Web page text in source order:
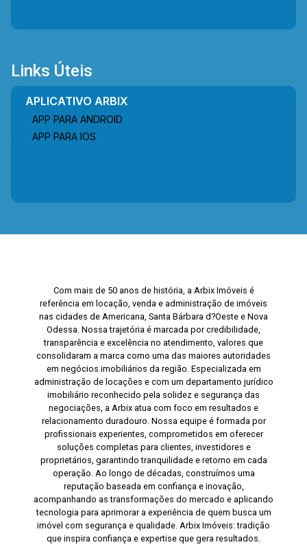
Links Úteis
APLICATIVO ARBIX
APP PARA ANDROID
APP PARA IOS
Com mais de 50 anos de história, a Arbix Imóveis é
referência em locação, venda e administração de imóveis
nas cidades de Americana, Santa Bárbara d?Oeste e Nova
Odessa. Nossa trajetória é marcada por credibilidade,
transparência e excelência no atendimento, valores que
consolidaram a marca como uma das maiores autoridades
em negócios imobiliários da região. Especializada em
administração de locações e com um departamento jurídico
imobiliário reconhecido pela solidez e segurança das
negociações, a Arbix atua com foco em resultados e
relacionamento duradouro. Nossa equipe é formada por
profissionais experientes, comprometidos em oferecer
soluções completas para clientes, investidores e
proprietários, garantindo tranquilidade e retorno em cada
operação. Ao longo de décadas, construímos uma
reputação baseada em confiança e inovação,
acompanhando as transformações do mercado e aplicando
tecnologia para aprimorar a experiência de quem busca um
imóvel com segurança e qualidade. Arbix Imóveis: tradição
que inspira confiança e expertise que gera resultados.